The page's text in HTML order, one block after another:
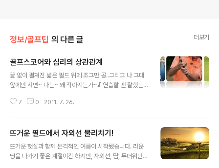
정보/골프팁 의 다른 글 더보기
골프스코어와 심리의 상관관계
끝 없이 펼쳐진 넓은 필드 위에 조그만 공..그리고 나 그대
앞에만 서면~ 나는~ 왜 작아지는가~♪ 연습할 땐 잘했는데
스윙해서 이제 조금 자신감이 붙어 필드로 나갔지만 왠지
얼굴이 화끈했던 경험 있으신가요?! 며칠 전까지만 해도 잘
됐던 샷이 거짓말처럼 뜻대로 되지 않고~ 연습장에서의 그
자신감 넘치던 스윙을 하던 나의 모습은 어디로 갔는지~!
7 0 2011. 7. 26.
뜨거운 필드에서 자외선 물리치기!
뜨거운 햇살과 함께 본격적인 여름이 시작됐습니다. 라운
딩을 나가기 좋은 계절이긴 하지만, 자외선, 땀, 무더위만큼